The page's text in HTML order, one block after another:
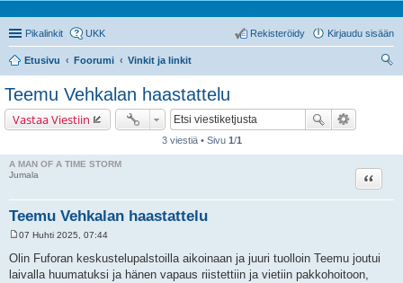
Pikalinkit UKK Kirjaudu sisään
Rekisteröidy
Etusivu Foorumi
Vinkit ja linkit
Teemu Vehkalan haastattelu
Vastaa Viestiin
3 viestiä • Sivu 1/1
A MAN OF A TIME STORM
Jumala
Teemu Vehkalan haastattelu
Lainaa
i
e
s
07 Huhti 2025, 07:44
Olin Fuforan keskustelupalstoilla aikoinaan ja juuri tuolloin Teemu joutui
laivalla huumatuksi ja hänen vapaus riistettiin ja vietiin pakkohoitoon,